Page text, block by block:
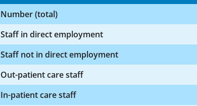
Number (total)
Staff in direct employment
Staff not in direct employment
Out-patient care staff
In-patient care staff